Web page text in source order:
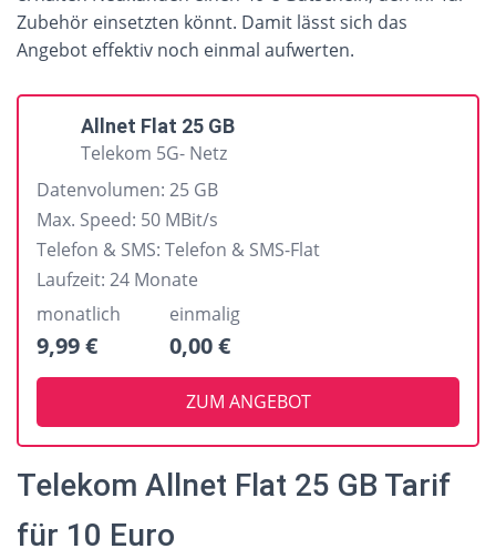
Zubehör einsetzten könnt. Damit lässt sich das
Angebot effektiv noch einmal aufwerten.
Allnet Flat 25 GB
Telekom 5G- Netz
Datenvolumen: 25 GB
Max. Speed: 50 MBit/s
Telefon & SMS: Telefon & SMS-Flat
Laufzeit: 24 Monate
monatlich
9,99 €
einmalig
0,00 €
ZUM ANGEBOT
Telekom Allnet Flat 25 GB Tarif
für 10 Euro